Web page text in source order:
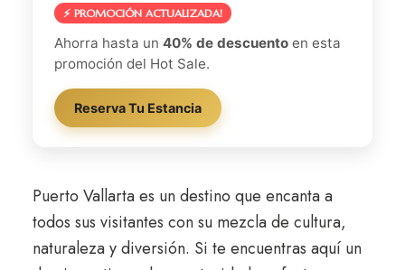
⚡ PROMOCIÓN ACTUALIZADA!
Ahorra hasta un 40% de descuentoen esta
promoción del Hot Sale.
Reserva Tu Estancia
Puerto Vallarta es un destino que encanta a
todos sus visitantes con su mezcla de cultura,
naturaleza y diversión. Si te encuentras aquí un